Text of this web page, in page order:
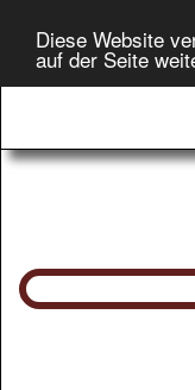
Diese Website
auf der Seite